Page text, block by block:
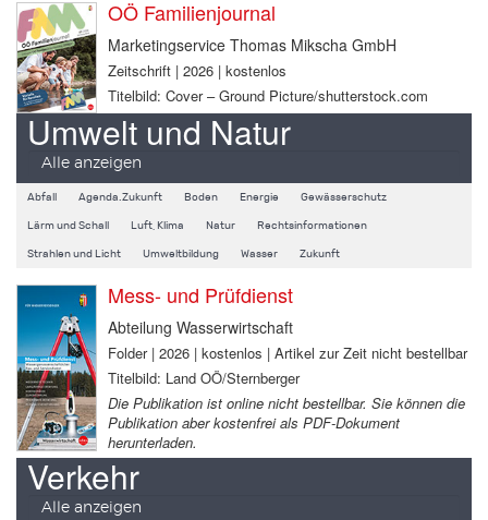
OÖ Familienjournal
Marketingservice Thomas Mikscha GmbH
Zeitschrift | 2026 | kostenlos
Titelbild: Cover – Ground Picture/shutterstock.com
Umwelt und Natur
Alle anzeigen
Abfall Agenda.Zukunft Boden Energie Gewässerschutz
Lärm und Schall Luft, Klima Natur Rechtsinformationen
Strahlen und Licht Umweltbildung Wasser Zukunft
Mess- und Prüfdienst
Abteilung Wasserwirtschaft
Folder | 2026 | kostenlos | Artikel zur Zeit nicht bestellbar
Titelbild: Land OÖ/Sternberger
Die Publikation ist online nicht bestellbar. Sie können die
Publikation aber kostenfrei als PDF-Dokument
herunterladen.
Verkehr
Alle anzeigen